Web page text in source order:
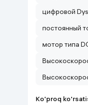
цифровой
постоянный
мотор типа
Ko'proq